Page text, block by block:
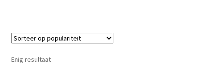
Enig resultaat